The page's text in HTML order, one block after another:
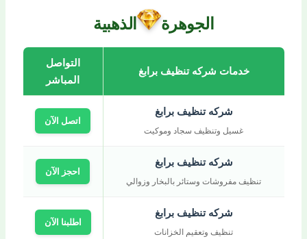
الجوهرة الذهبية
خدمات شركه تنظيف برابغ
التواصل
المباشر
شركه تنظيف برابغ
غسيل وتنظيف سجاد وموكيت
اتصل الآن
شركه تنظيف برابغ
تنظيف مفروشات وستائر بالبخار وزوالي
احجز الآن
شركه تنظيف برابغ
تنظيف وتعقيم الخزانات
اطلبنا الآن